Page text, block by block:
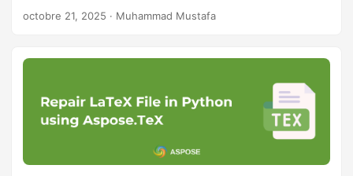
octobre 21, 2025 · Muhammad Mustafa